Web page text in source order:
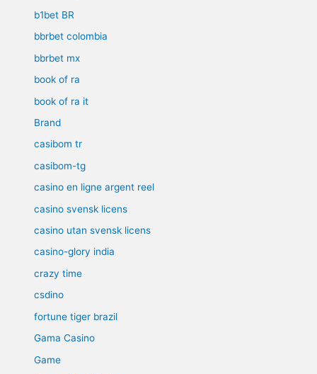
b1bet BR
bbrbet colombia
bbrbet mx
book of ra
book of ra it
Brand
casibom tr
casibom-tg
casino en ligne argent reel
casino svensk licens
casino utan svensk licens
casino-glory india
crazy time
csdino
fortune tiger brazil
Gama Casino
Game